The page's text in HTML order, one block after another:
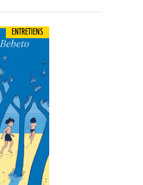
ENTRETIENS